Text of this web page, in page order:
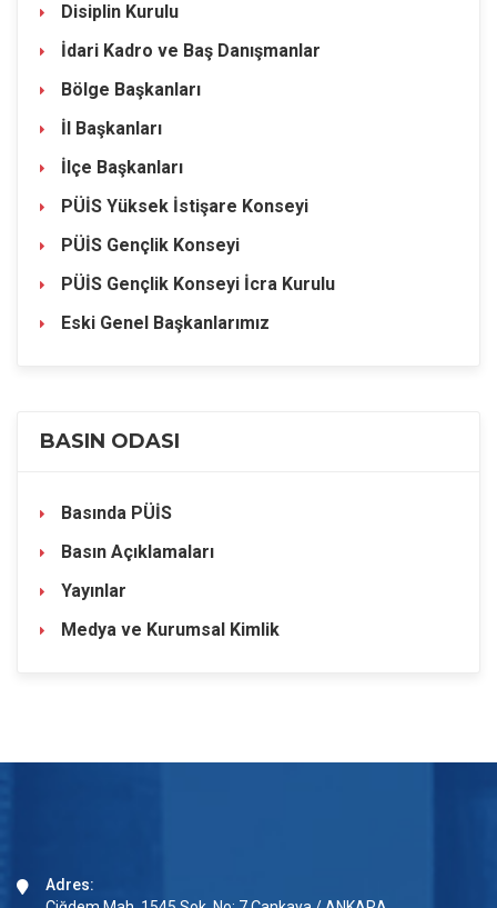
Disiplin Kurulu
İdari Kadro ve Baş Danışmanlar
Bölge Başkanları
İl Başkanları
İlçe Başkanları
PÜİS Yüksek İstişare Konseyi
PÜİS Gençlik Konseyi
PÜİS Gençlik Konseyi İcra Kurulu
Eski Genel Başkanlarımız
BASIN ODASI
Basında PÜİS
Basın Açıklamaları
Yayınlar
Medya ve Kurumsal Kimlik
Adres: